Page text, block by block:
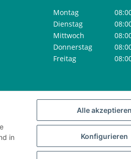
Alle akzeptieren
Konfigurieren
in
Montag
Dienstag
Mittwoch
Donnerstag
Freitag